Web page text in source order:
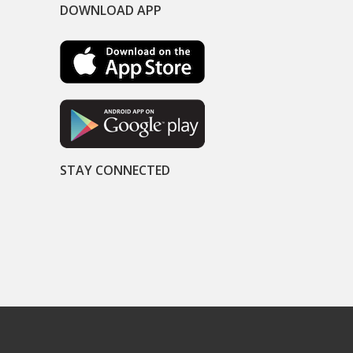
DOWNLOAD APP
STAY CONNECTED